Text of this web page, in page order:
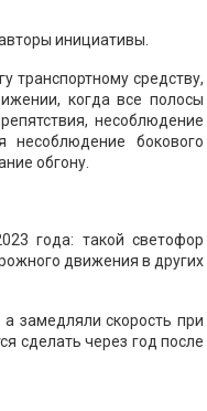
инициативы.
транспортному средству,
когда все полосы
несоблюдение
бокового
обгону.
года: такой светофор
движения в других
замедляли скорость при
сделать через год после